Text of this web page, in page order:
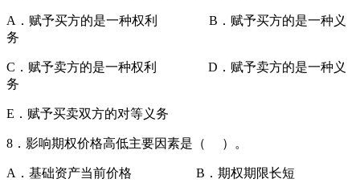
A．赋予买方的是一种权利 B．赋予买方的是一种义
务
C．赋予卖方的是一种权利 D．赋予卖方的是一种义
务
E．赋予买卖双方的对等义务
8．影响期权价格高低主要因素是（ ）。
A．基础资产当前价格 B．期权期限长短